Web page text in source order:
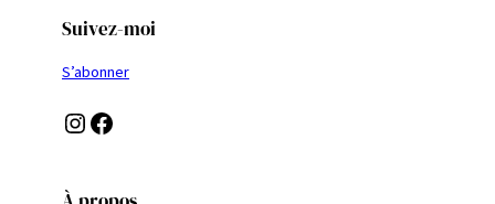
Suivez-moi
S’abonner
Instagram Facebook